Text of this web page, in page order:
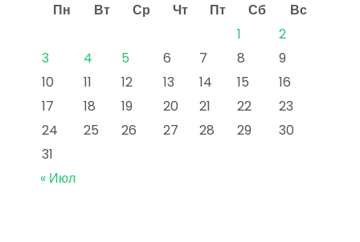
Пн
Вт Ср Чт Пт Сб
Вс
1
2
3
4 5 6 7 8
9
10
11 12 13 14 15
16
17
18 19 20 21 22
23
24
25 26 27 28 29
30
31
« Июл